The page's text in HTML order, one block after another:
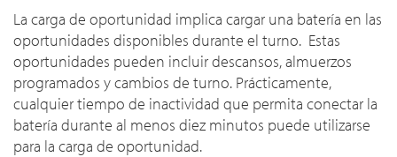
La carga de oportunidad implica cargar una batería en las
oportunidades disponibles durante el turno. Estas
oportunidades pueden incluir descansos, almuerzos
programados y cambios de turno. Prácticamente,
cualquier tiempo de inactividad que permita conectar la
batería durante al menos diez minutos puede utilizarse
para la carga de oportunidad.